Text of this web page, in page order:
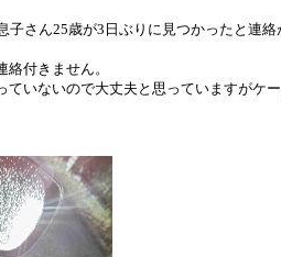
子さん25歳が3日ぶりに見つかったと連
付きません。
ていないので大丈夫と思っていますがケ